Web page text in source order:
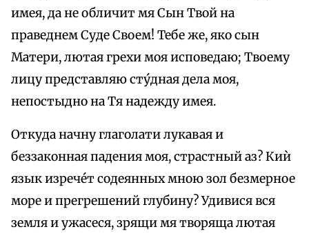
имея, да не обличит мя Сын Твой на
праведнем Суде Своем! Тебе же, яко сын
Матери, лютая грехи моя исповедаю; Твоему
лицу представляю сту́дная дела моя,
непостыдно на Тя надежду имея.
Откуда начну глаголати лукавая и
беззаконная падения моя, страстный аз? Киѝ
язык изрече́т содеянных мною зол безмерное
море и прегрешений глубину? Удивися вся
земля и ужасеся, зрящи мя творяща лютая